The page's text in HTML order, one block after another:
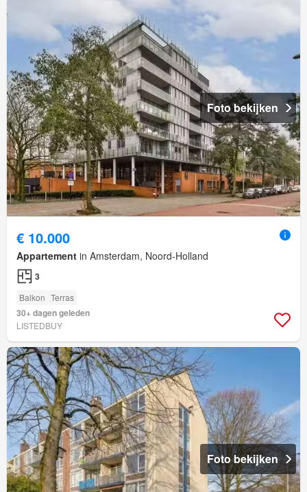
Foto bekijken
€ 10.000
Appartement in Amsterdam, Noord-Holland
3
Balkon Terras
30+ dagen geleden
LISTEDBUY
Foto bekijken